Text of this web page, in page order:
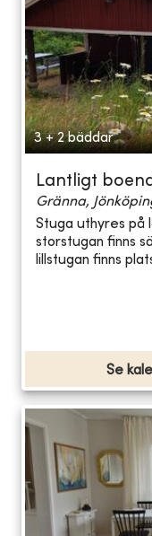
3 + 2 bäddar
Lantligt
Gränna,
Stuga uthyres på
storstugan finns
lillstugan finns
Se